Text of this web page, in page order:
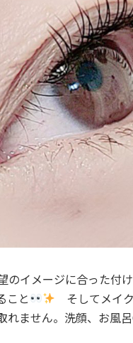
のイメージに合った付
こと
そしてメイ
れません。洗顔、お風